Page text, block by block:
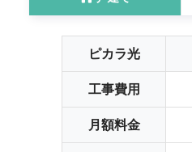
ピカラ光
工事費用
月額料金